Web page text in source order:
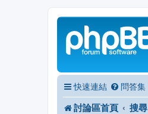
快速連結 問答集
討論區首頁 搜尋